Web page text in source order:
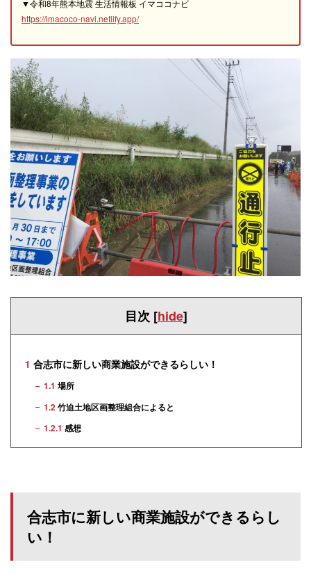
▼令和8年熊本地震 生活情報板 イマココナビ
https://imacoco-navi.netlify.app/
目次 [hide]
1 合志市に新しい商業施設ができるらしい！
1.1 場所
1.2 竹迫土地区画整理組合によると
1.2.1 感想
合志市に新しい商業施設ができるらし
い！